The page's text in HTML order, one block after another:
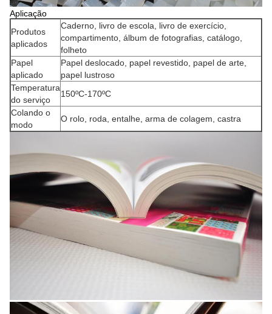
Aplicação
Produtos
aplicados
Caderno, livro de escola, livro de exercício,
compartimento, álbum de fotografias, catálogo,
folheto
Papel
aplicado
Papel deslocado, papel revestido, papel de arte,
papel lustroso
Temperatura
do serviço
150ºC-170ºC
Colando o
modo
O rolo, roda, entalhe, arma de colagem, castra